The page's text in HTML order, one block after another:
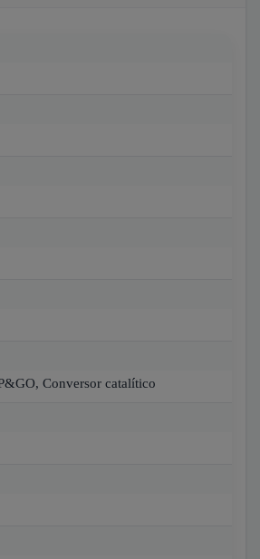
Conversor catalítico